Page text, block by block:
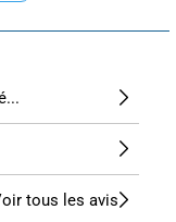
tous les avis